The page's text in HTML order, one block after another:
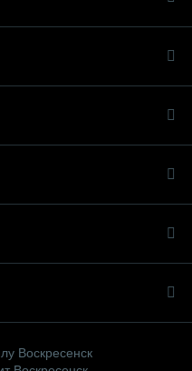
Воскресенск